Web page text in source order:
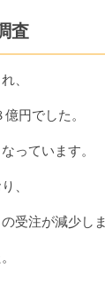
査
、
円でした。
っています。
、
受注が減少しま